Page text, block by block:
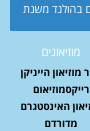
בהולנד משנת
מוזיאונים
מוזיאון הייניקן
רייקסמוזיאום
האינסטגרם
מדורדם